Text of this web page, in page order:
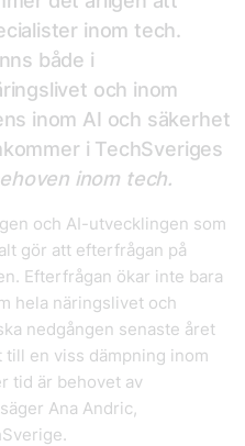
inom tech.
både i
och inom
inom AI och säkerhet
i TechSveriges
inom tech.
och AI-utvecklingen som
gör att efterfrågan på
Efterfrågan ökar inte bara
hela näringslivet och
nedgången senaste året
en viss dämpning inom
tid är behovet av
Ana Andric,